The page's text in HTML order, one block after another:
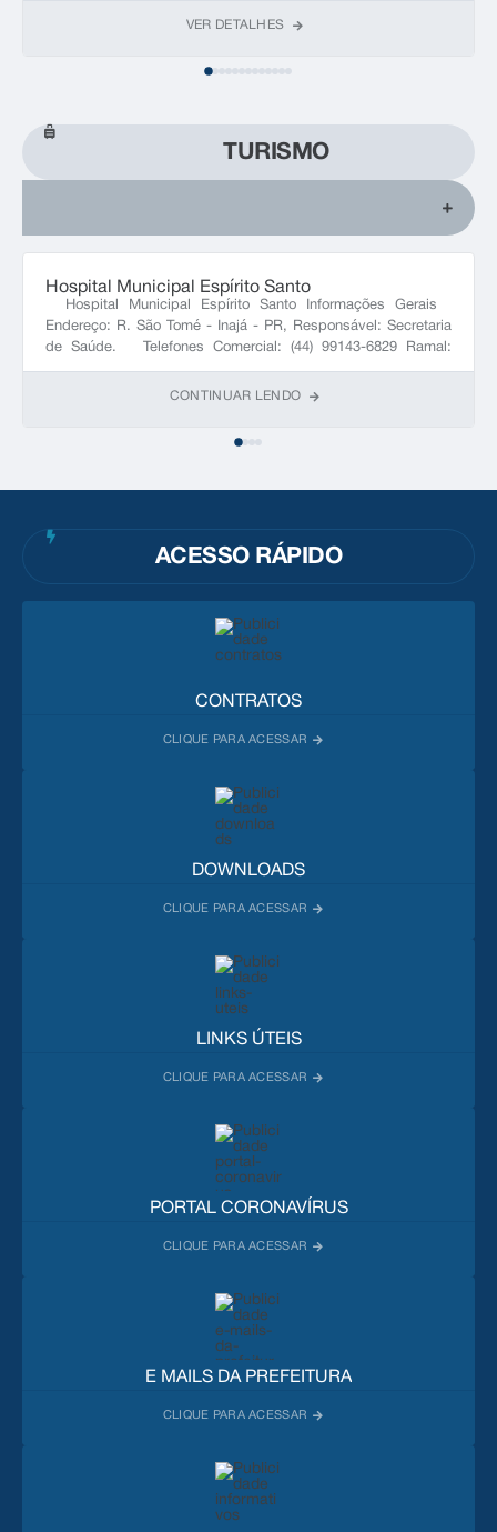
VER DETALHES
TURISMO
Hospital Municipal Espírito Santo
Hospital Municipal Espírito Santo Informações Gerais
Endereço: R. São Tomé - Inajá - PR, Responsável: Secretaria
de Saúde. Telefones Comercial: (44) 99143-6829 Ramal:
NULL
CONTINUAR LENDO
ACESSO RÁPIDO
CONTRATOS
DOWNLOADS
LINKS ÚTEIS
PORTAL CORONAVÍRUS
E MAILS DA PREFEITURA